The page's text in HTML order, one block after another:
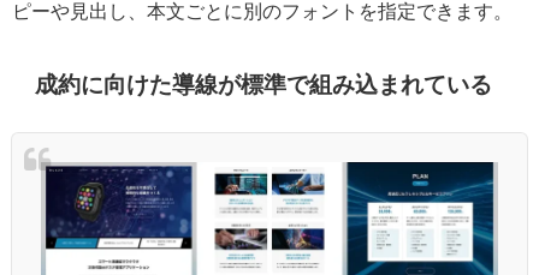
ピーや見出し、本文ごとに別のフォントを指定できます。
成約に向けた導線が標準で組み込まれている